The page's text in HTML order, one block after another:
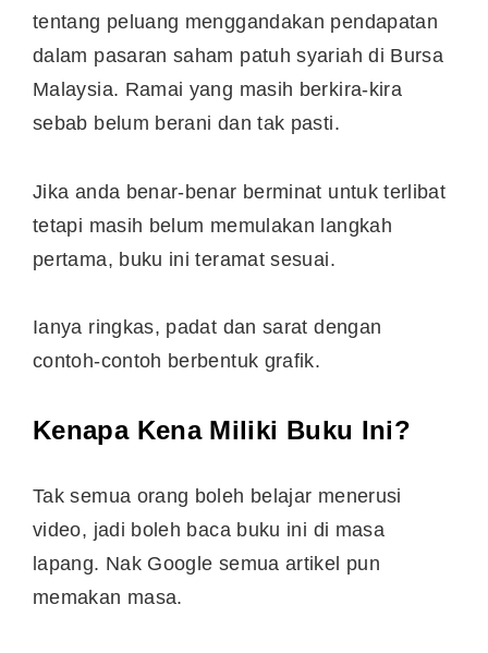
tentang peluang menggandakan pendapatan
dalam pasaran saham patuh syariah di Bursa
Malaysia. Ramai yang masih berkira-kira
sebab belum berani dan tak pasti.
Jika anda benar-benar berminat untuk terlibat
tetapi masih belum memulakan langkah
pertama, buku ini teramat sesuai.
Ianya ringkas, padat dan sarat dengan
contoh-contoh berbentuk grafik.
Kenapa Kena Miliki Buku Ini?
Tak semua orang boleh belajar menerusi
video, jadi boleh baca buku ini di masa
lapang. Nak Google semua artikel pun
memakan masa.